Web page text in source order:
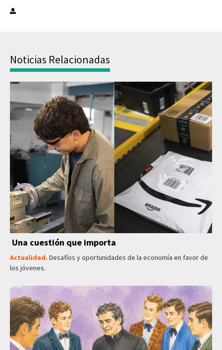
Noticias Relacionadas
Una cuestión que importa
Actualidad. Desafíos y oportunidades de la economía en favor de
los jóvenes.